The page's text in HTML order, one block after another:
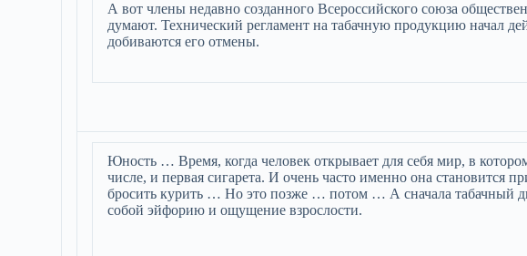
А вот члены недавно созданного Всероссийского союза
думают. Технический регламент на табачную продукцию начал
добиваются его отмены.
Юность … Время, когда человек открывает для себя мир, в
числе, и первая сигарета. И очень часто именно она становится
бросить курить … Но это позже … потом … А сначала табачный
собой эйфорию и ощущение взрослости.